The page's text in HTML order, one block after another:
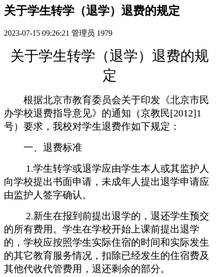
关于学生转学（退学）退费的规定
2023-07-15 09:26:21 管理员 1979
关于学生转学（退学）退费的规
定
根据北京市教育委员会关于印发《北京市民
办学校退费指导意见》的通知（京教民[2012]1
号）要求，我校对学生退费作如下规定：
一、退费标准
1.学生转学或退学应由学生本人或其监护人
向学校提出书面申请，未成年人提出退学申请应
由监护人签字确认。
2.新生在报到前提出退学的，退还学生预交
的所有费用。学生在学校开始上课前提出退学
的，学校应按照学生实际住宿的时间和实际发生
的其它教育服务情况，扣除已经发生的住宿费及
其他代收代管费用，退还剩余的部分。